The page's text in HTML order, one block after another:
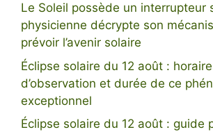
Le Soleil possède un interrupteur
physicienne décrypte son
prévoir l’avenir solaire
Éclipse solaire du 12 août :
d’observation et durée de ce
exceptionnel
Éclipse solaire du 12 août : guide